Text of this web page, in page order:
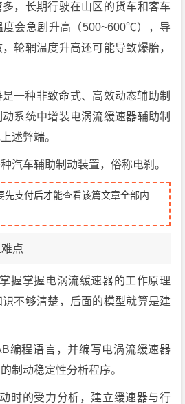
，长期行驶在山区的货车和客车
度会急剧升高（500~600℃），导
轮辋温度升高还可能导致爆胎，
一种非致命式、高效动态辅助制
系统中增装电涡流缓速器辅助制
述弊端。
汽车辅助制动装置，俗称电刹。
先支付后才能查看该篇文章全部内
点
握掌握电涡流缓速器的工作原理
不够清楚，后面的模型就算是建
编程语言，并编写电涡流缓速器
制动稳定性分析程序。
时的受力分析，建立缓速器与行